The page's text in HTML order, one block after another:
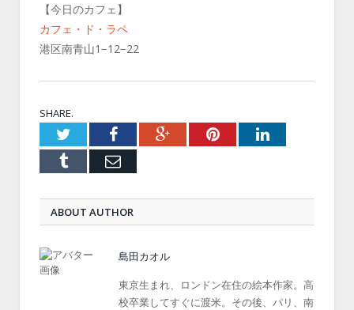
【今日のカフェ】
カフェ・ド・ラペ
港区南青山1−12−22
SHARE.
TwitterFacebookGoogle+PinterestLinkedIn
Tumblr Email
ABOUT AUTHOR
島田カオル
東京生まれ、ロンドン在住の絵本作家。高
校卒業してすぐに渡米。その後、パリ、南